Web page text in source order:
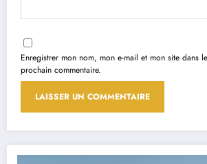
Enregistrer mon nom, mon e-mail et mon site dans
prochain commentaire.